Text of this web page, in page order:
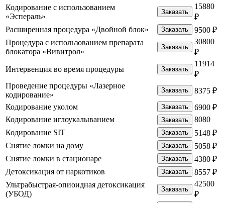
Кодирование с использованием
«Эспераль»
Заказать
15880
₽
Расширенная процедура «Двойной блок»
Заказать
9500 ₽
Процедура с использованием препарата
блокатора «Вивитрол»
Заказать
30800
₽
Интервенция во время процедуры
Заказать
11914
₽
Проведение процедуры «Лазерное
кодирование»
Заказать
8375 ₽
Кодирование уколом
Заказать
6900 ₽
Кодирование иглоукалыванием
Заказать
8080
Кодирование SIT
Заказать
5148 ₽
Снятие ломки на дому
Заказать
5058 ₽
Снятие ломки в стационаре
Заказать
4380 ₽
Детоксикация от наркотиков
Заказать
8557 ₽
Ультрабыстрая-опиоидная детоксикация
(УБОД)
Заказать
42500
₽